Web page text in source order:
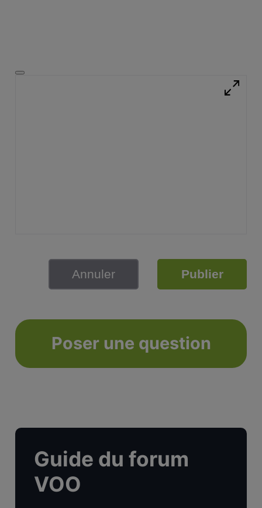
Annuler Publier
Poser une question
Guide du forum
VOO